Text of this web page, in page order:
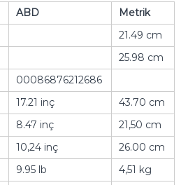
ABD
Metrik
21.49 cm
25.98 cm
00086876212686
17.21 inç
43.70 cm
8.47 inç
21,50 cm
10,24 inç
26.00 cm
9.95 lb
4,51 kg